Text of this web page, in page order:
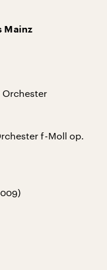
Mainz
Orchester
f-Moll op.